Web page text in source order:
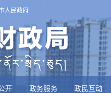
人民政府
开 政务服务 政民互动